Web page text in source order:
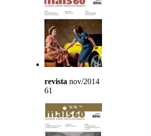
revista nov/2014
61